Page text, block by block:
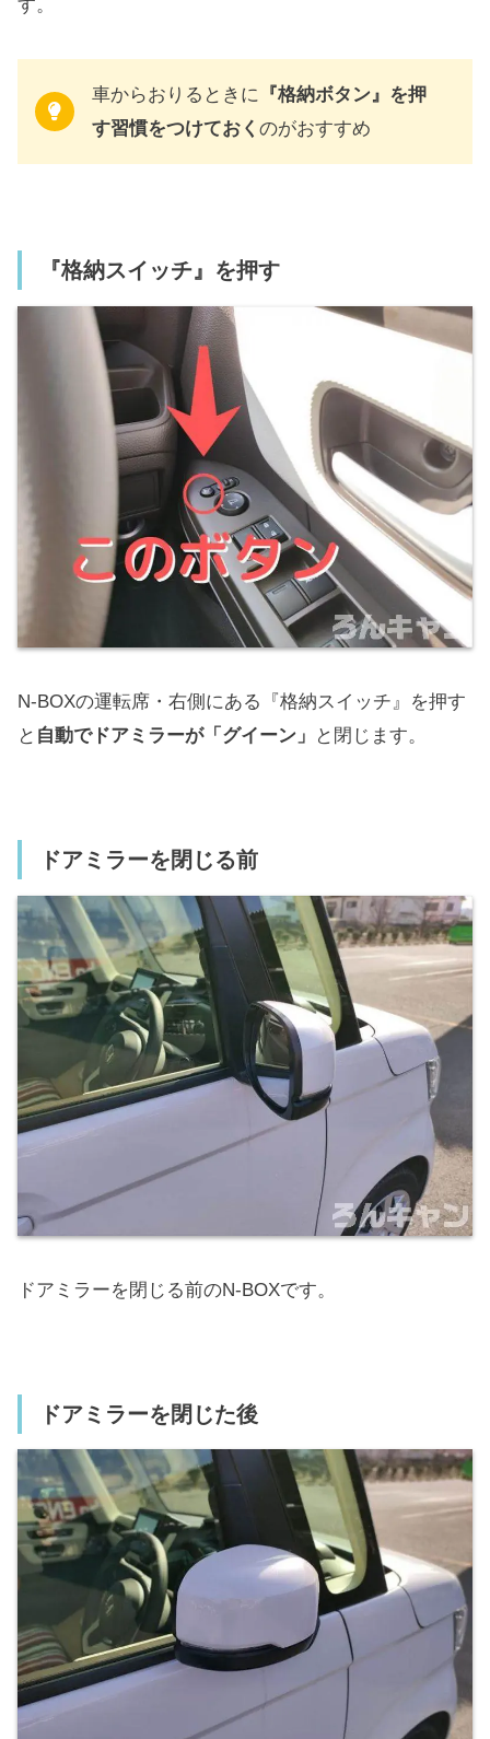
す。
車からおりるときに
『格納ボタン』を押
す習慣をつけておく のがおすすめ
『格納スイッチ』を押す
N-BOXの運転席・右側にある『格納スイッチ』を押す
と 自動でドアミラーが「グイーン」 と閉じます。
ドアミラーを閉じる前
ドアミラーを閉じる前のN-BOXです。
ドアミラーを閉じた後